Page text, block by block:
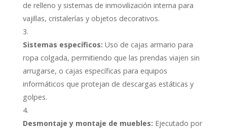
de relleno y sistemas de inmovilización interna para
vajillas, cristalerías y objetos decorativos.
Sistemas específicos: Uso de cajas armario para
ropa colgada, permitiendo que las prendas viajen sin
arrugarse, o cajas específicas para equipos
informáticos que protejan de descargas estáticas y
golpes.
Desmontaje y montaje de muebles: Ejecutado por